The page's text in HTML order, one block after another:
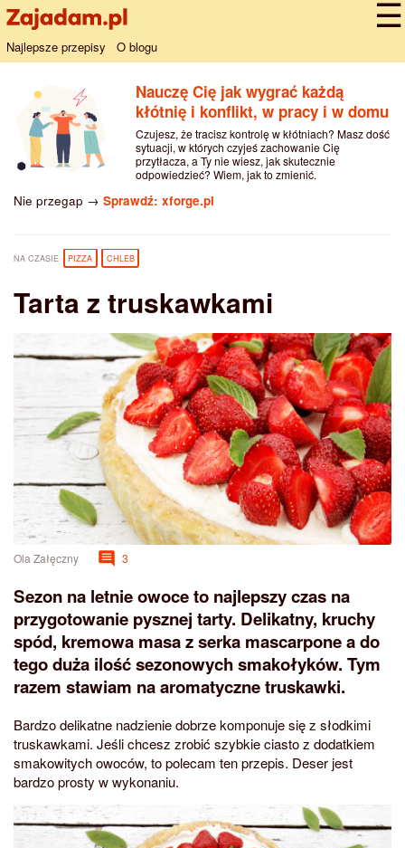
Najlepsze przepisy O blogu
Nauczę Cię jak wygrać każdą
kłótnię i konflikt, w pracy i w domu
Czujesz, że tracisz kontrolę w kłótniach? Masz dość
sytuacji, w których czyjeś zachowanie Cię
przytłacza, a Ty nie wiesz, jak skutecznie
odpowiedzieć? Wiem, jak to zmienić.
Nie przegap → Sprawdź: xforge.pl
NA CZASIE PIZZA CHLEB
Tarta z truskawkami
Ola Załęczny 3
Sezon na letnie owoce to najlepszy czas na
przygotowanie pysznej tarty. Delikatny, kruchy
spód, kremowa masa z serka mascarpone a do
tego duża ilość sezonowych smakołyków. Tym
razem stawiam na aromatyczne truskawki.
Bardzo delikatne nadzienie dobrze komponuje się z słodkimi
truskawkami. Jeśli chcesz zrobić szybkie ciasto z dodatkiem
smakowitych owoców, to polecam ten przepis. Deser jest
bardzo prosty w wykonaniu.